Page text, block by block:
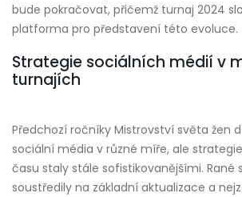
bude pokračovat, přičemž turnaj 2024
platforma pro představení této evoluce.
Strategie sociálních médií v
turnajích
Předchozí ročníky Mistrovství světa žen
sociální média v různé míře, ale
času staly stále sofistikovanějšími. Rané
soustředily na základní aktualizace a